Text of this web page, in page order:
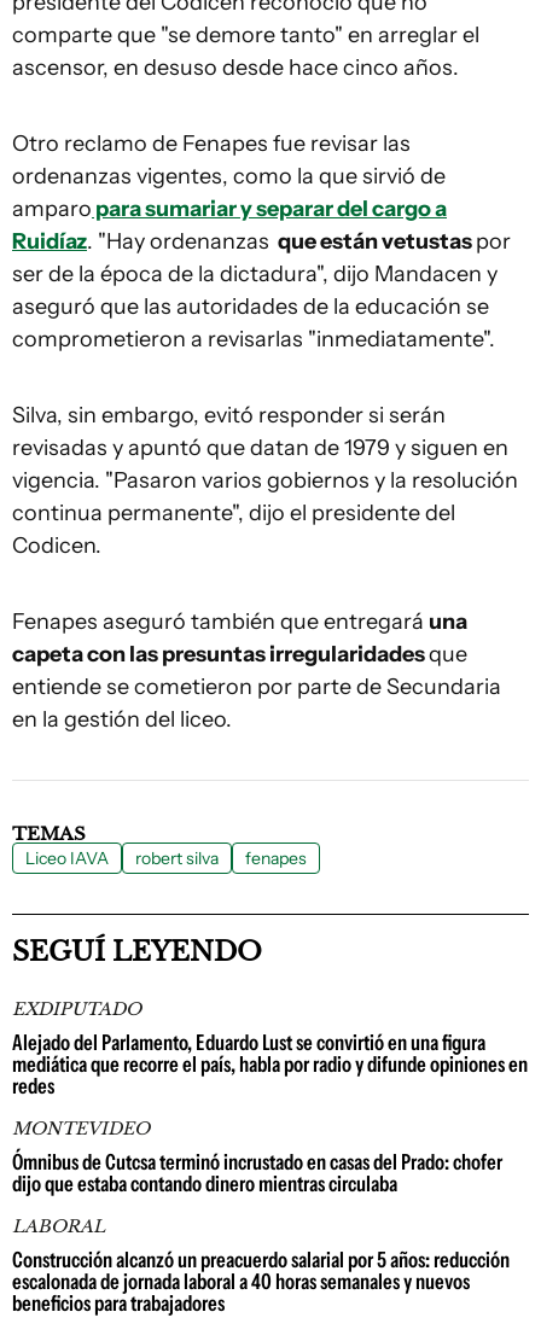
comparte que "se demore tanto" en arreglar el
ascensor, en desuso desde hace cinco años.
Otro reclamo de Fenapes fue revisar las
ordenanzas vigentes, como la que sirvió de
amparo para sumariar y separar del cargo a
Ruidíaz. "Hay ordenanzas que están vetustaspor
ser de la época de la dictadura", dijo Mandacen y
aseguró que las autoridades de la educación se
comprometieron a revisarlas "inmediatamente".
Silva, sin embargo, evitó responder si serán
revisadas y apuntó que datan de 1979 y siguen en
vigencia. "Pasaron varios gobiernos y la resolución
continua permanente", dijo el presidente del
Codicen.
Fenapes aseguró también que entregará una
capeta con las presuntas irregularidadesque
entiende se cometieron por parte de Secundaria
en la gestión del liceo.
TEMAS
Liceo IAVA robert silva fenapes
SEGUÍ LEYENDO
EXDIPUTADO
Alejado del Parlamento, Eduardo Lust se convirtió en una figura
mediática que recorre el país, habla por radio y difunde opiniones en
redes
MONTEVIDEO
Ómnibus de Cutcsa terminó incrustado en casas del Prado: chofer
dijo que estaba contando dinero mientras circulaba
LABORAL
Construcción alcanzó un preacuerdo salarial por 5 años: reducción
escalonada de jornada laboral a 40 horas semanales y nuevos
beneficios para trabajadores